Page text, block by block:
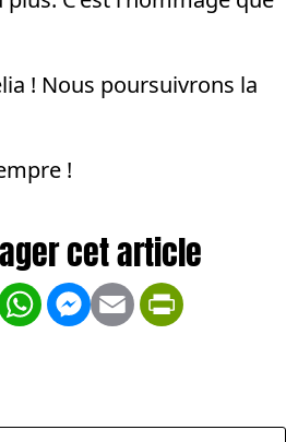
! Nous poursuivrons la
!
X WhatsApp
Messenger
Email